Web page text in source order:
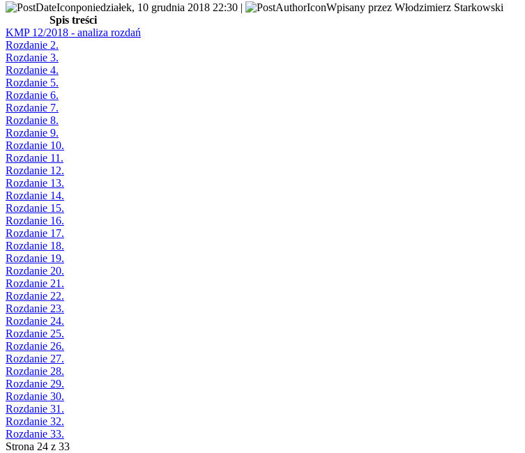
poniedziałek, 10 grudnia 2018 22:30 |
Wpisany przez Włodzimierz Starkowski
Spis treści
KMP 12/2018 - analiza rozdań
Rozdanie 2.
Rozdanie 3.
Rozdanie 4.
Rozdanie 5.
Rozdanie 6.
Rozdanie 7.
Rozdanie 8.
Rozdanie 9.
Rozdanie 10.
Rozdanie 11.
Rozdanie 12.
Rozdanie 13.
Rozdanie 14.
Rozdanie 15.
Rozdanie 16.
Rozdanie 17.
Rozdanie 18.
Rozdanie 19.
Rozdanie 20.
Rozdanie 21.
Rozdanie 22.
Rozdanie 23.
Rozdanie 24.
Rozdanie 25.
Rozdanie 26.
Rozdanie 27.
Rozdanie 28.
Rozdanie 29.
Rozdanie 30.
Rozdanie 31.
Rozdanie 32.
Rozdanie 33.
Strona 24 z 33